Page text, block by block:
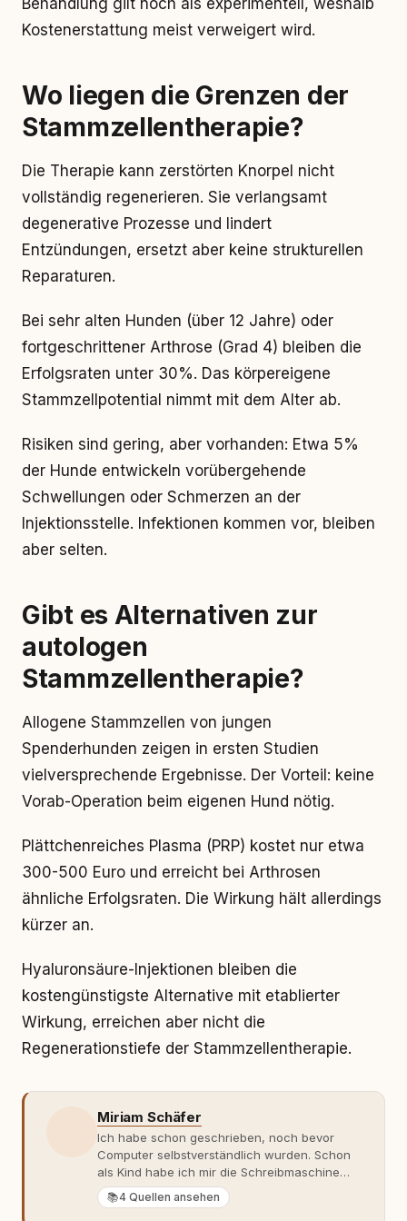
Behandlung gilt noch als experimentell, weshalb
Kostenerstattung meist verweigert wird.
Wo liegen die Grenzen der
Stammzellentherapie?
Die Therapie kann zerstörten Knorpel nicht
vollständig regenerieren. Sie verlangsamt
degenerative Prozesse und lindert
Entzündungen, ersetzt aber keine strukturellen
Reparaturen.
Bei sehr alten Hunden (über 12 Jahre) oder
fortgeschrittener Arthrose (Grad 4) bleiben die
Erfolgsraten unter 30%. Das körpereigene
Stammzellpotential nimmt mit dem Alter ab.
Risiken sind gering, aber vorhanden: Etwa 5%
der Hunde entwickeln vorübergehende
Schwellungen oder Schmerzen an der
Injektionsstelle. Infektionen kommen vor, bleiben
aber selten.
Gibt es Alternativen zur
autologen
Stammzellentherapie?
Allogene Stammzellen von jungen
Spenderhunden zeigen in ersten Studien
vielversprechende Ergebnisse. Der Vorteil: keine
Vorab-Operation beim eigenen Hund nötig.
Plättchenreiches Plasma (PRP) kostet nur etwa
300-500 Euro und erreicht bei Arthrosen
ähnliche Erfolgsraten. Die Wirkung hält allerdings
kürzer an.
Hyaluronsäure-Injektionen bleiben die
kostengünstigste Alternative mit etablierter
Wirkung, erreichen aber nicht die
Regenerationstiefe der Stammzellentherapie.
Miriam Schäfer
Ich habe schon geschrieben, noch bevor
Computer selbstverständlich wurden. Schon
als Kind habe ich mir die Schreibmaschine
meiner Eltern geschnappt und drauflos
getippt: Geschichten, Beobachtungen,
📚4 Quellen ansehen